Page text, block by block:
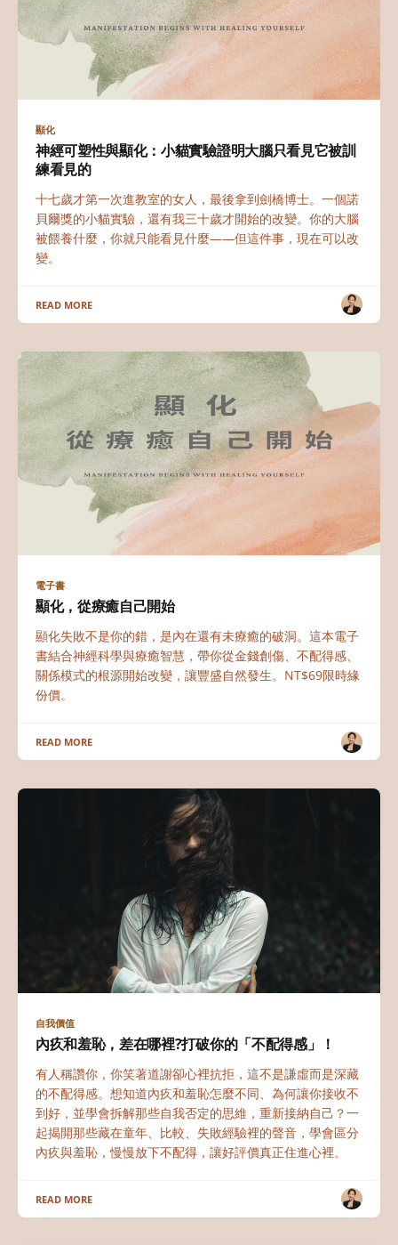
顯化
神經可塑性與顯化：小貓實驗證明大腦只看見它被訓
練看見的
十七歲才第一次進教室的女人，最後拿到劍橋博士。一個諾
貝爾獎的小貓實驗，還有我三十歲才開始的改變。你的大腦
被餵養什麼，你就只能看見什麼——但這件事，現在可以改
變。
READ MORE
電子書
顯化，從療癒自己開始
顯化失敗不是你的錯，是內在還有未療癒的破洞。這本電子
書結合神經科學與療癒智慧，帶你從金錢創傷、不配得感、
關係模式的根源開始改變，讓豐盛自然發生。NT$69限時緣
份價。
READ MORE
自我價值
內疚和羞恥，差在哪裡?打破你的「不配得感」！
有人稱讚你，你笑著道謝卻心裡抗拒，這不是謙虛而是深藏
的不配得感。想知道內疚和羞恥怎麼不同、為何讓你接收不
到好，並學會拆解那些自我否定的思維，重新接納自己？一
起揭開那些藏在童年、比較、失敗經驗裡的聲音，學會區分
內疚與羞恥，慢慢放下不配得，讓好評價真正住進心裡。
READ MORE